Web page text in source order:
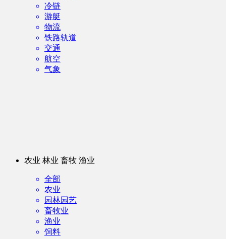
冷链
游艇
物流
铁路轨道
交通
航空
气象
农业 林业 畜牧 渔业
全部
农业
园林园艺
畜牧业
渔业
饲料